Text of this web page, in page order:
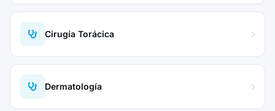
Cirugía Torácica
Dermatología